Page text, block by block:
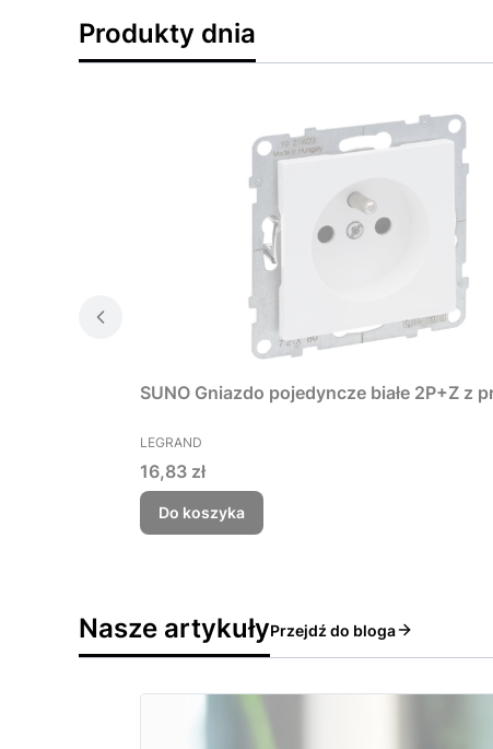
Produkty dnia
SUNO Gniazdo pojedyncze białe 2P+Z z
PRODUCENT
LEGRAND
Cena
16,83 zł
Do koszyka
Nasze artykułyPrzejdź do bloga